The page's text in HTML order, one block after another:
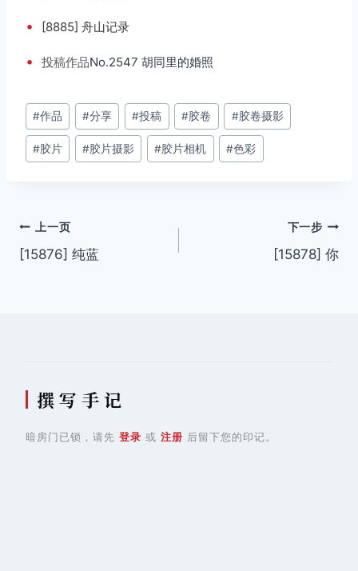
• [8885] 舟山记录
• 投稿作品No.2547 胡同里的婚照
文
章
标
#作品 #分享 #投稿 #胶卷 #胶卷摄影
#胶片 #胶片摄影 #胶片相机 #色彩
文
章
上一页
[15876] 纯蓝
下一步
[15878] 你
撰 写 手 记
暗房门已锁，请先 登录 或 注册 后留下您的印记。